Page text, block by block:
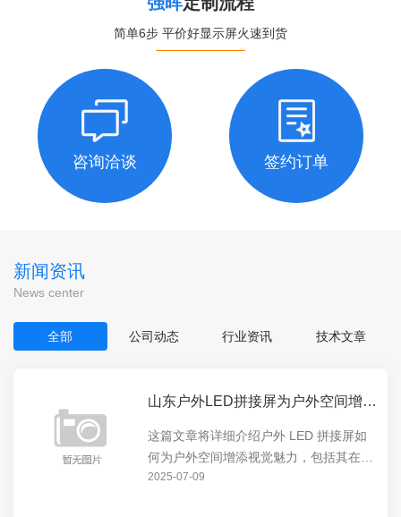
简单6步 平价好显示屏火速到货
咨询洽谈 签约订单
新闻资讯
News center
全部 公司动态 行业资讯 技术文章
山东户外LED拼接屏为户外空间增添视觉魅力
这篇文章将详细介绍户外 LED 拼接屏如
何为户外空间增添视觉魅力，包括其在展
示动态内容、营造氛围等方面的卓越表
2025-07-09